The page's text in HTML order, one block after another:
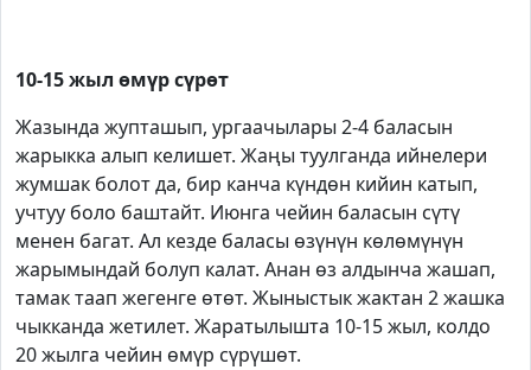
10-15 жыл өмүр сүрөт
Жазында жупташып, ургаачылары 2-4 баласын
жарыкка алып келишет. Жаңы туулганда ийнелери
жумшак болот да, бир канча күндөн кийин катып,
учтуу боло баштайт. Июнга чейин баласын сүтү
менен багат. Ал кезде баласы өзүнүн көлөмүнүн
жарымындай болуп калат. Анан өз алдынча жашап,
тамак таап жегенге өтөт. Жыныстык жактан 2 жашка
чыкканда жетилет. Жаратылышта 10-15 жыл, колдо
20 жылга чейин өмүр сүрүшөт.